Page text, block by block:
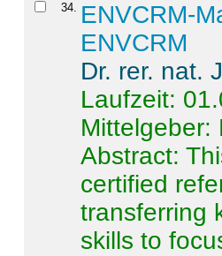
34. ENVCRM-
ENVCRM
Dr. rer. nat.
Laufzeit:
Mittelgeber:
Abstract:
certified
transferring
skills to